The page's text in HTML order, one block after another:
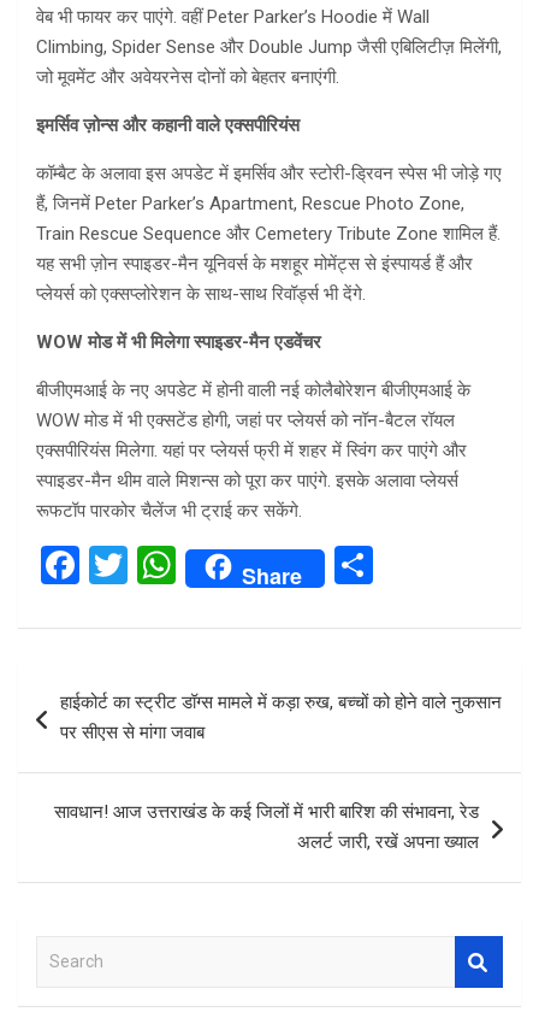
वेब भी फायर कर पाएंगे. वहीं Peter Parker’s Hoodie में Wall
Climbing, Spider Sense और Double Jump जैसी एबिलिटीज़ मिलेंगी,
जो मूवमेंट और अवेयरनेस दोनों को बेहतर बनाएंगी.
इमर्सिव ज़ोन्स और कहानी वाले एक्सपीरियंस
कॉम्बैट के अलावा इस अपडेट में इमर्सिव और स्टोरी-ड्रिवन स्पेस भी जोड़े गए
हैं, जिनमें Peter Parker’s Apartment, Rescue Photo Zone,
Train Rescue Sequence और Cemetery Tribute Zone शामिल हैं.
यह सभी ज़ोन स्पाइडर-मैन यूनिवर्स के मशहूर मोमेंट्स से इंस्पायर्ड हैं और
प्लेयर्स को एक्सप्लोरेशन के साथ-साथ रिवॉर्ड्स भी देंगे.
WOW मोड में भी मिलेगा स्पाइडर-मैन एडवेंचर
बीजीएमआई के नए अपडेट में होनी वाली नई कोलैबोरेशन बीजीएमआई के
WOW मोड में भी एक्सटेंड होगी, जहां पर प्लेयर्स को नॉन-बैटल रॉयल
एक्सपीरियंस मिलेगा. यहां पर प्लेयर्स फ्री में शहर में स्विंग कर पाएंगे और
स्पाइडर-मैन थीम वाले मिशन्स को पूरा कर पाएंगे. इसके अलावा प्लेयर्स
रूफटॉप पारकोर चैलेंज भी ट्राई कर सकेंगे.
F
ce
b
o
k
T
tt
er
W
at
s
A
p
Share
ar
e
navigation
हाईकोर्ट का स्ट्रीट डॉग्स मामले में कड़ा रुख, बच्चों को होने वाले नुकसान
पर सीएस से मांगा जवाब
सावधान! आज उत्तराखंड के कई जिलों में भारी बारिश की संभावना, रेड
अलर्ट जारी, रखें अपना ख्याल
a